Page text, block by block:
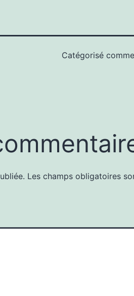
Catégorisé comme
Les champs obligatoires